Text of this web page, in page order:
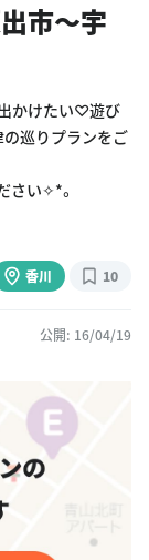
市〜宇
かけたい♡遊び
の巡りプランをご
さい✧︎*。
香川 10
公開: 16/04/19